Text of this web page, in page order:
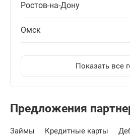
Ростов-на-Дону
Омск
Показать все
Предложения
Займы Кредитные карты